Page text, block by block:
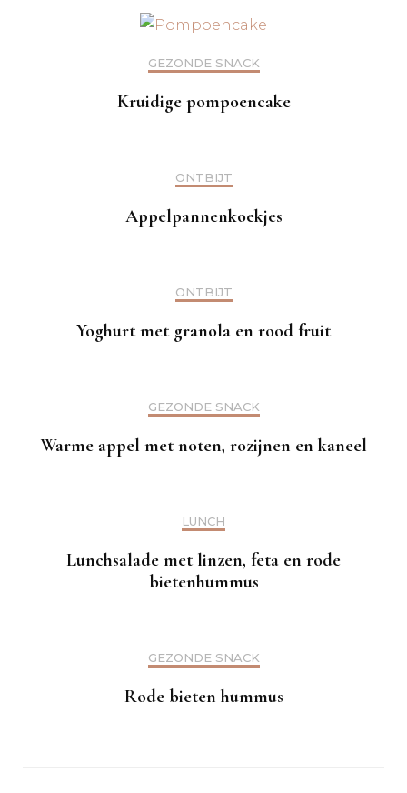
GEZONDE SNACK
Kruidige pompoencake
ONTBIJT
Appelpannenkoekjes
ONTBIJT
Yoghurt met granola en rood fruit
GEZONDE SNACK
Warme appel met noten, rozijnen en kaneel
LUNCH
Lunchsalade met linzen, feta en rode
bietenhummus
GEZONDE SNACK
Rode bieten hummus